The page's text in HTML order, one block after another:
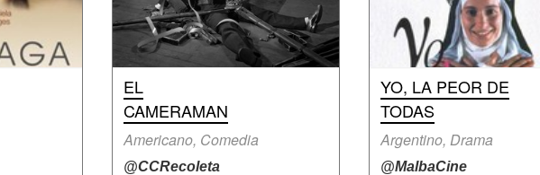
EL
CAMERAMAN
Americano, Comedia
@CCRecoleta
YO, LA PEOR DE
TODAS
Argentino, Drama
@MalbaCine